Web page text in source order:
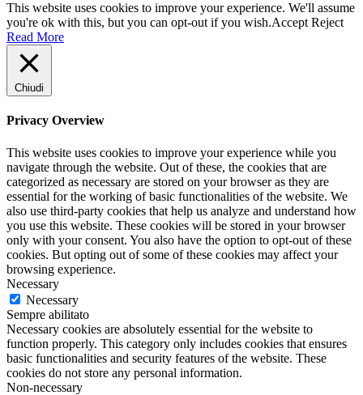
This website uses cookies to improve your experience. We'll assume
you're ok with this, but you can opt-out if you wish.Accept Reject
Read More
Chiudi
Privacy Overview
This website uses cookies to improve your experience while you
navigate through the website. Out of these, the cookies that are
categorized as necessary are stored on your browser as they are
essential for the working of basic functionalities of the website. We
also use third-party cookies that help us analyze and understand how
you use this website. These cookies will be stored in your browser
only with your consent. You also have the option to opt-out of these
cookies. But opting out of some of these cookies may affect your
browsing experience.
Necessary
Necessary
Sempre abilitato
Necessary cookies are absolutely essential for the website to
function properly. This category only includes cookies that ensures
basic functionalities and security features of the website. These
cookies do not store any personal information.
Non-necessary